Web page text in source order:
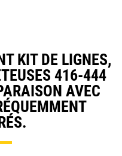
KIT DE LIGNES,
416-444
AVEC